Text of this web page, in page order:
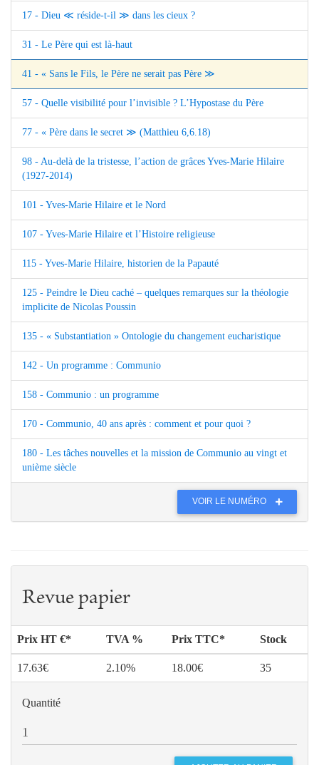
17 - Dieu ≪ réside-t-il ≫ dans les cieux ?
31 - Le Père qui est là-haut
41 - « Sans le Fils, le Père ne serait pas Père ≫
57 - Quelle visibilité pour l’invisible ? L’Hypostase du Père
77 - « Père dans le secret ≫ (Matthieu 6,6.18)
98 - Au-delà de la tristesse, l’action de grâces Yves-Marie Hilaire
(1927-2014)
101 - Yves-Marie Hilaire et le Nord
107 - Yves-Marie Hilaire et l’Histoire religieuse
115 - Yves-Marie Hilaire, historien de la Papauté
125 - Peindre le Dieu caché – quelques remarques sur la théologie
implicite de Nicolas Poussin
135 - « Substantiation » Ontologie du changement eucharistique
142 - Un programme : Communio
158 - Communio : un programme
170 - Communio, 40 ans après : comment et pour quoi ?
180 - Les tâches nouvelles et la mission de Communio au vingt et
unième siècle
VOIR LE NUMÉRO
Revue papier
Prix HT €* TVA % Prix TTC* Stock
17.63€ 2.10% 18.00€ 35
Quantité